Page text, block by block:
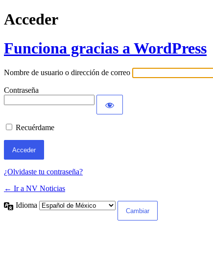
Acceder
Funciona gracias a WordPress
Nombre de usuario o dirección de correo
Contraseña
Recuérdame
¿Olvidaste tu contraseña?
← Ir a NV Noticias
Idioma